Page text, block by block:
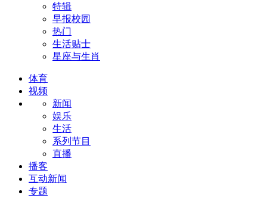
特辑
早报校园
热门
生活贴士
星座与生肖
体育
视频
新闻
娱乐
生活
系列节目
直播
播客
互动新闻
专题